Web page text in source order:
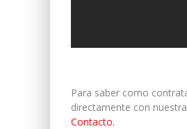
Para saber como
directamente con
Contacto.